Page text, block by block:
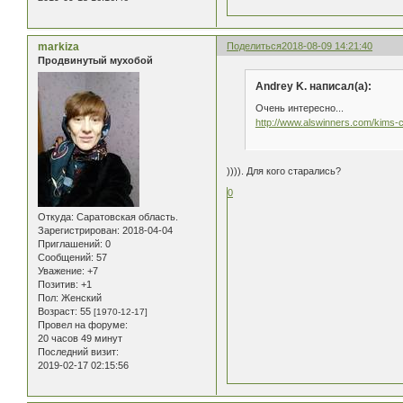
Поделиться2018-08-09 14:21:40
markiza
Продвинутый мухобой
Откуда: Саратовская область.
Зарегистрирован: 2018-04-04
Приглашений: 0
Сообщений: 57
Уважение: +7
Позитив: +1
Пол: Женский
Возраст: 55 [1970-12-17]
Провел на форуме:
20 часов 49 минут
Последний визит:
2019-02-17 02:15:56
Andrey K. написал(а):
Очень интересно...
http://www.alswinners.com/kims-
)))). Для кого старались?
0